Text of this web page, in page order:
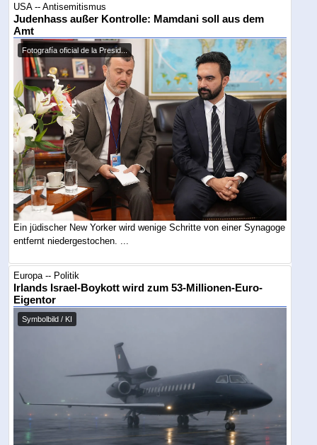
USA -- Antisemitismus
Judenhass außer Kontrolle: Mamdani soll aus dem
Amt
Fotografía oficial de la Presid...
Ein jüdischer New Yorker wird wenige Schritte von einer Synagoge
entfernt niedergestochen. ...
Europa -- Politik
Irlands Israel-Boykott wird zum 53-Millionen-Euro-
Eigentor
Symbolbild / KI